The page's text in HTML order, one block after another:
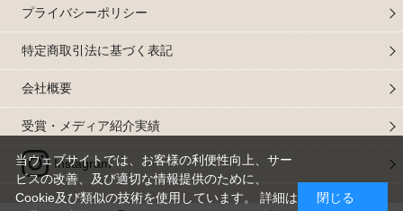
プライバシーポリシー
特定商取引法に基づく表記
会社概要
受賞・メディア紹介実績
Instagram
当ウェブサイトでは、お客様の利便性向上、サー
ビスの改善、及び適切な情報提供のために、
Cookie及び類似の技術を使用しています。 詳細は
閉じる